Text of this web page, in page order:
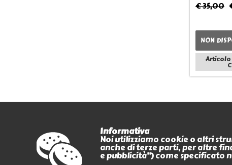
€ 35,00
NON
Articolo
PAGAMENTI
Informativa
Noi utilizziamo cookie o altri
anche di terze parti, per altre
e pubblicità”) come specificato